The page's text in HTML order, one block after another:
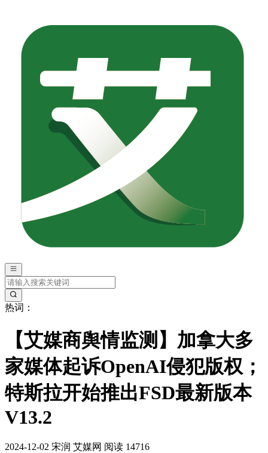
热词：
【艾媒商舆情监测】加拿大多
家媒体起诉OpenAI侵犯版权；
特斯拉开始推出FSD最新版本
V13.2
2024-12-02 宋润 艾媒网 阅读 14716